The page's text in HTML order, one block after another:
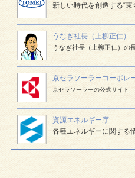
新しい時代を創造する“東
うなぎ社長（上柳正仁）
うなぎ社長（上柳正仁）の
京セラソーラーコーポレ
京セラソーラーの公式サイト
資源エネルギー庁
各種エネルギーに関する